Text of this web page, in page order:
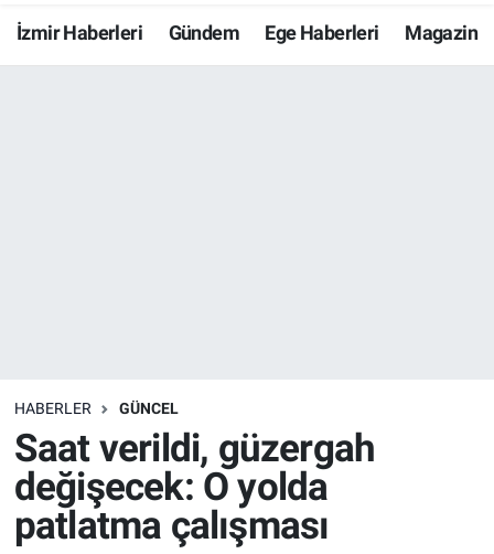
İzmir Haberleri Gündem Ege Haberleri Magazin
HABERLER GÜNCEL
Saat verildi, güzergah
değişecek: O yolda
patlatma çalışması
Resmi İlanlar